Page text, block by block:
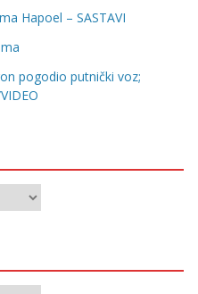
Hapoel – SASTAVI
pogodio putnički voz;